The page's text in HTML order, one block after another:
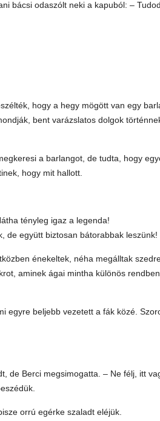
bácsi odaszólt neki a kapuból: –
hogy a hegy mögött van egy
bent varázslatos dolgok
a barlangot, de tudta, hogy
hogy mit hallott.
tényleg igaz a legenda!
de együtt biztosan bátorabbak leszünk!
énekeltek, néha megálltak
aminek ágai mintha különös
egyre beljebb vezetett a fák közé.
de Berci megsimogatta. – Ne félj, itt
orrú egérke szaladt eléjük.